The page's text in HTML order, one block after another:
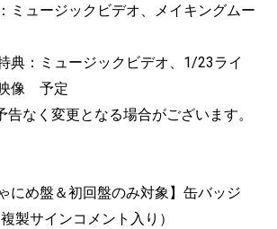
ミュージックビデオ、メイキングムー
典：ミュージックビデオ、1/23ライ
像 予定
なく変更となる場合がございます。
にめ盤＆初回盤のみ対象】缶バッジ
製サインコメント入り）